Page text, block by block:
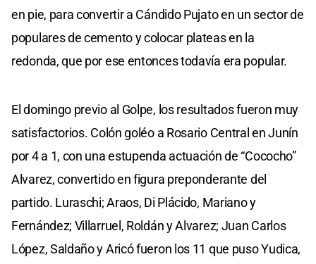
en pie, para convertir a Cándido Pujato en un sector de
populares de cemento y colocar plateas en la
redonda, que por ese entonces todavía era popular.
El domingo previo al Golpe, los resultados fueron muy
satisfactorios. Colón goléo a Rosario Central en Junín
por 4 a 1, con una estupenda actuación de “Cococho”
Alvarez, convertido en figura preponderante del
partido. Luraschi; Araos, Di Plácido, Mariano y
Fernández; Villarruel, Roldán y Alvarez; Juan Carlos
López, Saldaño y Aricó fueron los 11 que puso Yudica,